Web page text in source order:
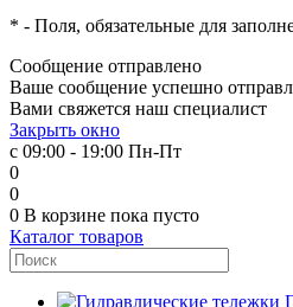
* - Поля, обязательные для
Сообщение отправлено
Ваше сообщение успешно
Вами свяжется наш специалист
Закрыть окно
с 09:00 - 19:00 Пн-Пт
0
0
0 В корзине пока пусто
Каталог товаров